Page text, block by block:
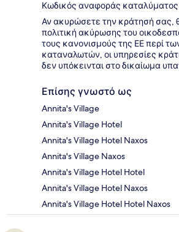
Κωδικός αναφοράς καταλύματος
Αν ακυρώσετε την κράτησή σας,
πολιτική ακύρωσης του
τους κανονισμούς της ΕΕ περί
καταναλωτών, οι υπηρεσίες
δεν υπόκεινται στο δικαίωμα
Επίσης γνωστό ως
Annita's Village
Annita's Village Hotel
Annita's Village Hotel Naxos
Annita's Village Naxos
Annita's Village Hotel Hotel
Annita's Village Hotel Naxos
Annita's Village Hotel Hotel Naxos